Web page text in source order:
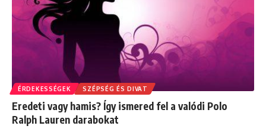
ÉRDEKESSÉGEK SZÉPSÉG ÉS DIVAT
Eredeti vagy hamis? Így ismered fel a valódi Polo
Ralph Lauren darabokat